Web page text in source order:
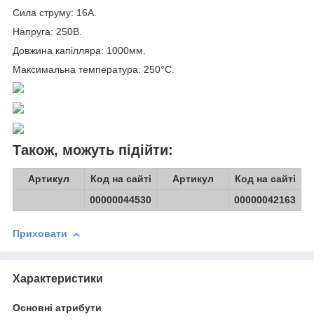
Сила струму: 16A.
Напруга: 250В.
Довжина капілляра: 1000мм.
Максимальна температура: 250°С.
Також, можуть підійти:
Артикул Код на сайті Артикул
Код на сайті
00000044530
00000042163
Приховати
Характеристики
Основні атрибути